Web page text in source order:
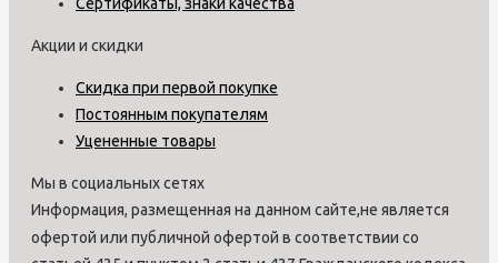
Акции и скидки
Скидка при первой покупке
Постоянным покупателям
Уцененные товары
Мы в социальных сетях
Информация, размещенная на данном сайте,не является
офертой или публичной офертой в соответствии со